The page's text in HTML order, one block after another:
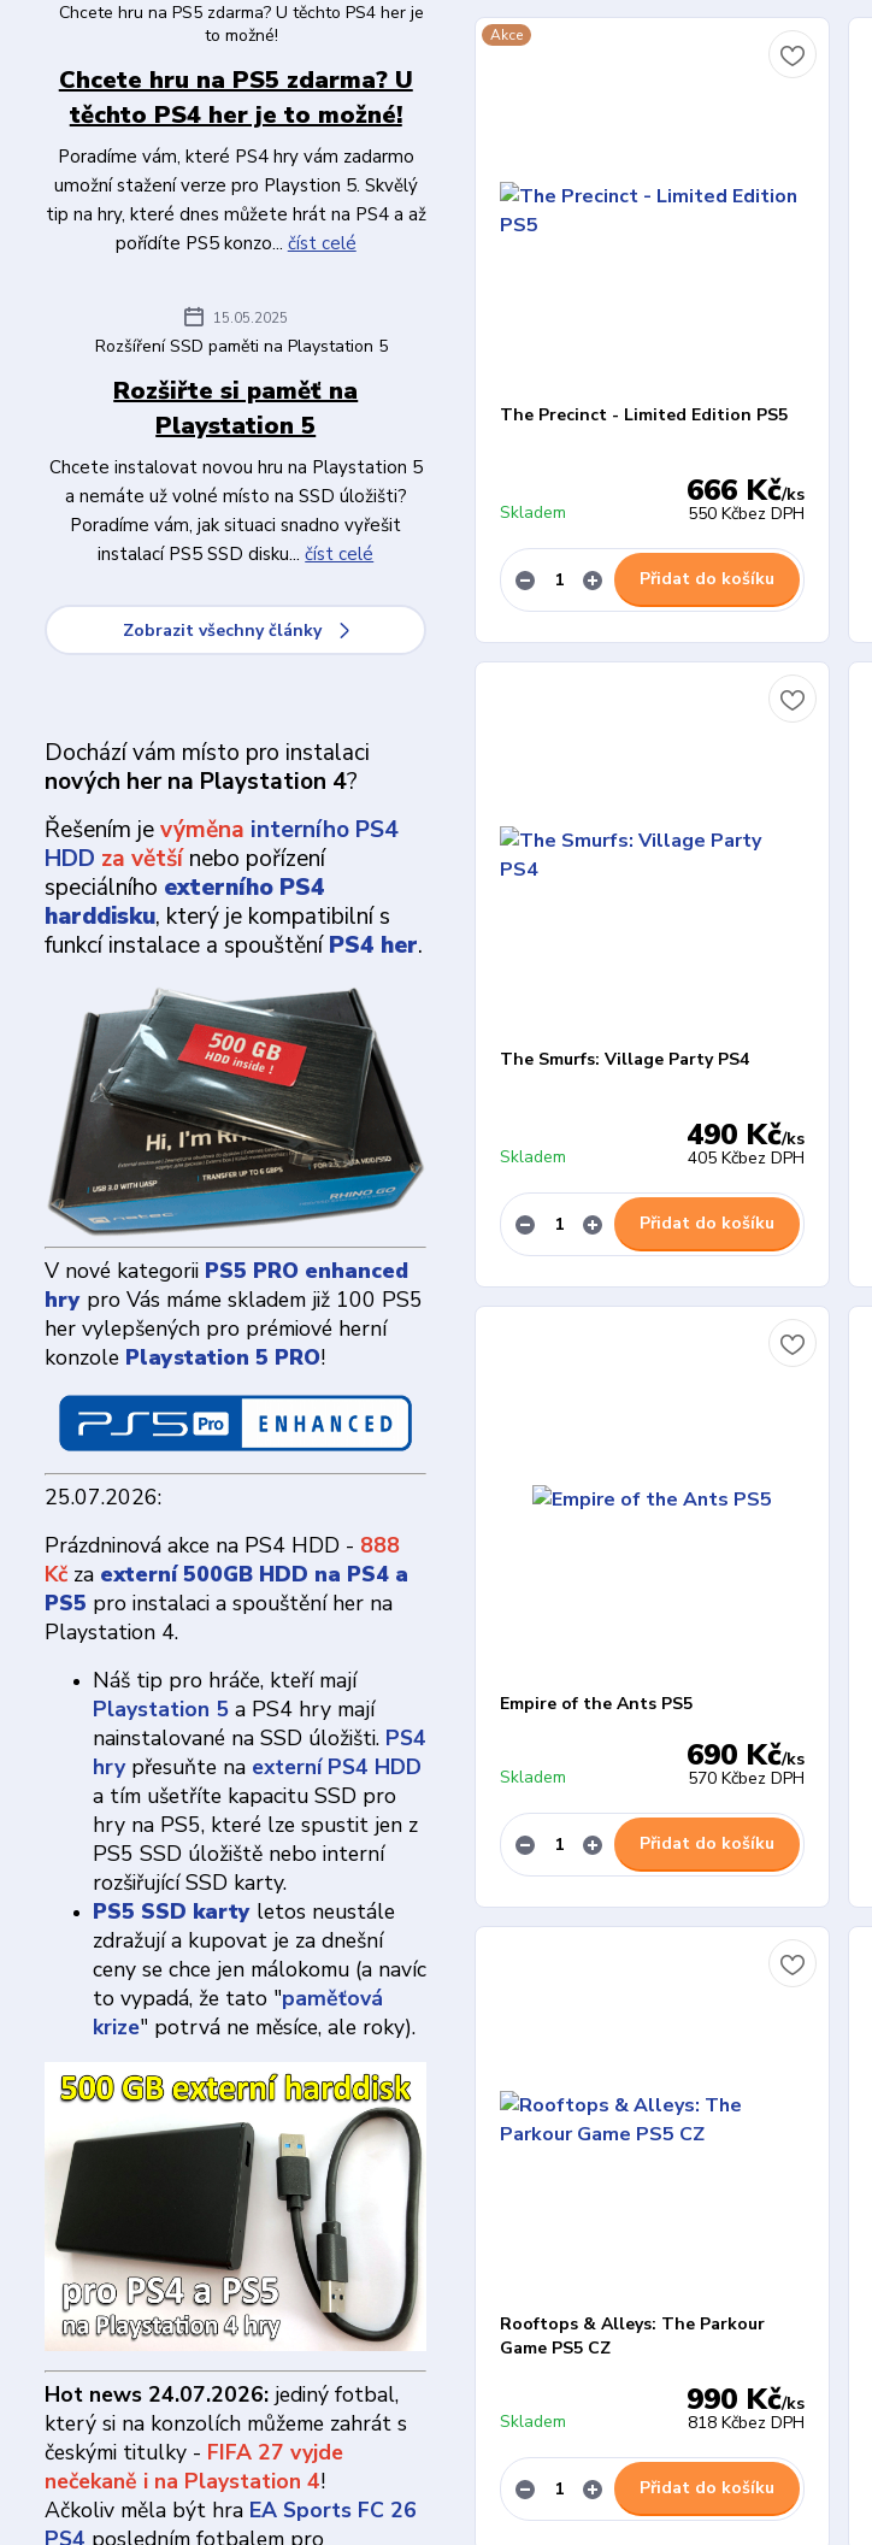
Chcete hru na PS5 zdarma? U těchto PS4 her je
to možné!
Chcete hru na PS5 zdarma? U
těchto PS4 her je to možné!
Poradíme vám, které PS4 hry vám zadarmo
umožní stažení verze pro Playstion 5. Skvělý
tip na hry, které dnes můžete hrát na PS4 a až
pořídíte PS5 konzo... číst celé
15.05.2025
Rozšíření SSD paměti na Playstation 5
Rozšiřte si paměť na
Playstation 5
Chcete instalovat novou hru na Playstation 5
a nemáte už volné místo na SSD úložišti?
Poradíme vám, jak situaci snadno vyřešit
instalací PS5 SSD disku...číst celé
Zobrazit všechny články
Dochází vám místo pro instalaci
nových her na Playstation 4?
Řešením jevýměna interního PS4
HDD za většínebo pořízení
speciálního externího PS4
harddisku, který je kompatibilní s
funkcí instalace a spouštěníPS4 her.
V nové kategorii PS5 PRO enhanced
hry pro Vás máme skladem již 100 PS5
her vylepšených pro prémiové herní
konzole Playstation 5 PRO!
25.07.2026:
Prázdninová akce na PS4 HDD - 888
Kč za externí 500GB HDD na PS4 a
PS5 pro instalaci a spouštění her na
Playstation 4.
Náš tip pro hráče, kteří mají
Playstation 5 a PS4 hry mají
nainstalované na SSD úložišti. PS4
hrypřesuňte na externí PS4 HDD
a tím ušetříte kapacitu SSD pro
hry na PS5, které lze spustit jen z
PS5 SSD úložiště nebo interní
rozšiřující SSD karty.
PS5 SSD karty letos neustále
zdražují a kupovat je za dnešní
ceny se chce jen málokomu (a navíc
to vypadá, že tato "paměťová
krize" potrvá ne měsíce, ale roky).
Hot news 24.07.2026: jediný fotbal,
který si na konzolích můžeme zahrát s
českými titulky - FIFA 27 vyjde
nečekaně i na Playstation 4!
Ačkoliv měla být hra EA Sports FC 26
PS4 posledním fotbalem pro
Akce
The Precinct - Limited Edition PS5
666 Kč/ks
550 Kčbez DPH
Skladem
Přidat do košíku
The Smurfs: Village Party PS4
490 Kč/ks
405 Kčbez DPH
Skladem
Přidat do košíku
Empire of the Ants PS5
690 Kč/ks
570 Kčbez DPH
Skladem
Přidat do košíku
Rooftops & Alleys: The Parkour
Game PS5 CZ
990 Kč/ks
818 Kčbez DPH
Skladem
Přidat do košíku